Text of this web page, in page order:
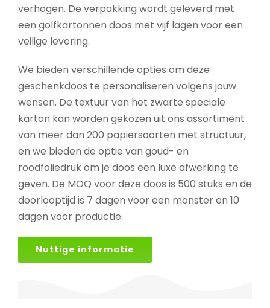
verhogen. De verpakking wordt geleverd met
een golfkartonnen doos met vijf lagen voor een
veilige levering.
We bieden verschillende opties om deze
geschenkdoos te personaliseren volgens jouw
wensen. De textuur van het zwarte speciale
karton kan worden gekozen uit ons assortiment
van meer dan 200 papiersoorten met structuur,
en we bieden de optie van goud- en
roodfoliedruk om je doos een luxe afwerking te
geven. De MOQ voor deze doos is 500 stuks en de
doorlooptijd is 7 dagen voor een monster en 10
dagen voor productie.
Nuttige informatie